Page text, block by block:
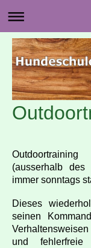
(ausserhalb des
immer sonntags
Dieses
seinen
und fehlerfreie